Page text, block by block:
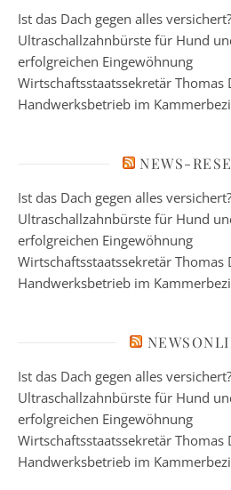
Ist das Dach gegen alles versichert?
Ultraschallzahnbürste für Hund
erfolgreichen Eingewöhnung
Wirtschaftsstaatssekretär
Handwerksbetrieb im
NEWS-
Ist das Dach gegen alles versichert?
Ultraschallzahnbürste für Hund
erfolgreichen Eingewöhnung
Wirtschaftsstaatssekretär
Handwerksbetrieb im
Ist das Dach gegen alles versichert?
Ultraschallzahnbürste für Hund
erfolgreichen Eingewöhnung
Wirtschaftsstaatssekretär
Handwerksbetrieb im